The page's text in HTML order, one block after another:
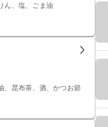
ん、塩、ごま油
、昆布茶、酒、かつお節